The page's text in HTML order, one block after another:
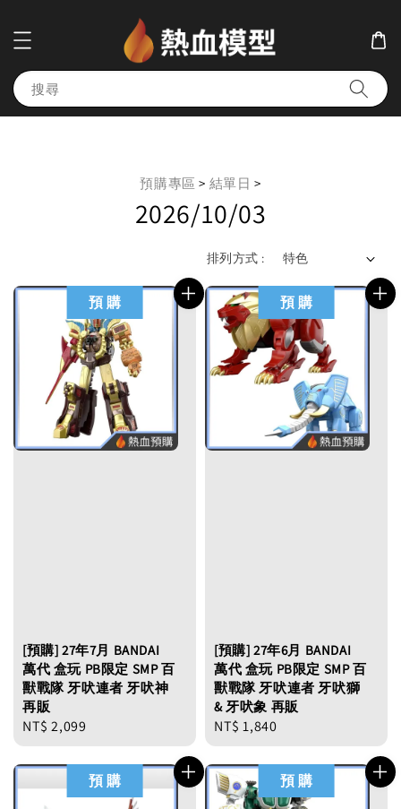
搜尋
預購專區 > 結單日 >
2026/10/03
排列方式 :
預 購
[預購] 27年7月 BANDAI
萬代 盒玩 PB限定 SMP 百
獸戰隊 牙吠連者 牙吠神
再販
Regular
NT$ 2,099
預 購
[預購] 27年6月 BANDAI
萬代 盒玩 PB限定 SMP 百
獸戰隊 牙吠連者 牙吠獅
& 牙吠象 再販
Regular
NT$ 1,840
預 購 預 購